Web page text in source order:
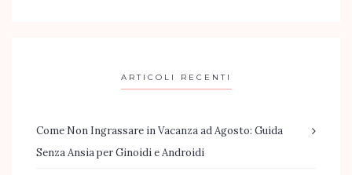
ARTICOLI RECENTI
Come Non Ingrassare in Vacanza ad Agosto: Guida
Senza Ansia per Ginoidi e Androidi